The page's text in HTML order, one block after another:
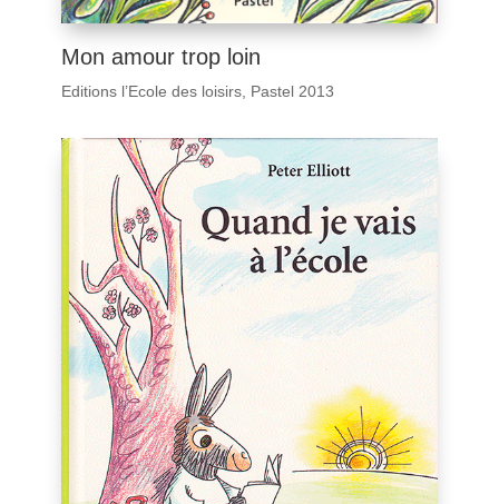
Mon amour trop loin
Editions l’Ecole des loisirs, Pastel 2013